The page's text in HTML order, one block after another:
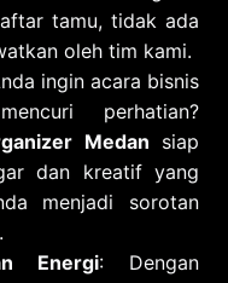
tamu, tidak ada
oleh tim kami.
ingin acara bisnis
perhatian?
Medan siap
dan kreatif yang
menjadi sorotan
Energi: Dengan